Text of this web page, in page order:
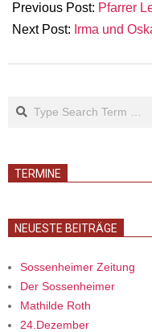
Previous Post: Pfarrer
Next Post: Irma und
TERMINE
NEUESTE BEITRÄGE
Sossenheimer Zeitung
Der Sossenheimer
Mathilde Roth
24.Dezember